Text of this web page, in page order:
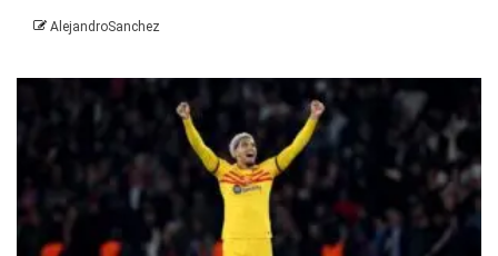
AlejandroSanchez